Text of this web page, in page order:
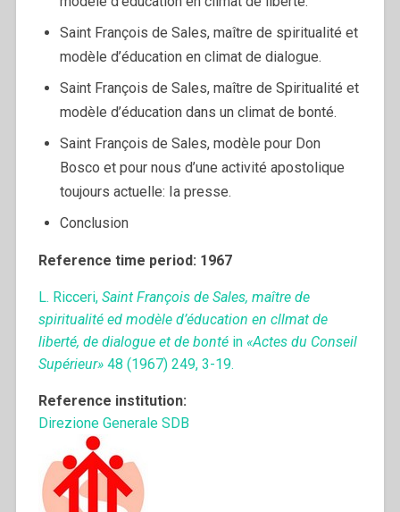
Saint François de Sales, maître de spiritualité et
modèle d’éducation en climat de dialogue.
Saint François de Sales, maître de Spiritualité et
modèle d’éducation dans un climat de bonté.
Saint François de Sales, modèle pour Don
Bosco et pour nous d’une activité apostolique
toujours actuelle: Ia presse.
Conclusion
Reference time period: 1967
L. Ricceri, Saint François de Sales, maître de
spiritualité ed modèle d’éducation en cllmat de
liberté, de dialogue et de bonté in «Actes du Conseil
Supérieur»48 (1967) 249, 3-19.
Reference institution:
Direzione Generale SDB